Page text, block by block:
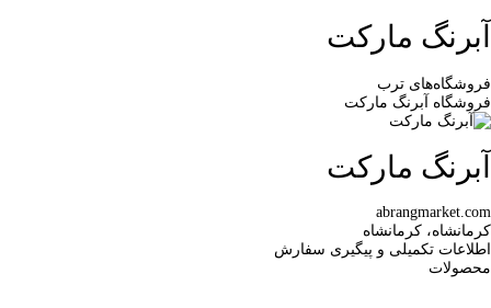
آبرنگ مارکت
فروشگاه‌های ترب
فروشگاه آبرنگ مارکت
آبرنگ مارکت
abrangmarket.com
کرمانشاه، کرمانشاه
اطلاعات تکمیلی و پیگیری سفارش
محصولات